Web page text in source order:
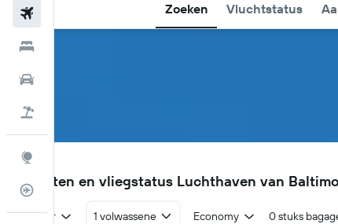
Zoeken Vluchtstatus
Vluchtstatus info
BWI
Vluchten en vliegstatus Luchthaven van
Retour 1 volwassene Economy 0 stuks